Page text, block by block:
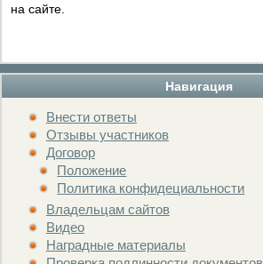
Навигация
Внести ответы
Отзывы участников
Договор
Положение
Политика конфидециальности
Владельцам сайтов
Видео
Наградные материалы
на сайте.